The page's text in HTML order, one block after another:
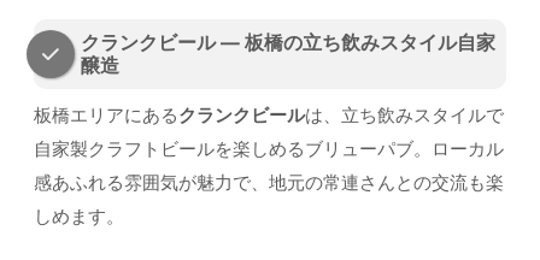
クランクビール — 板橋の立ち飲みスタイル自家
醸造
板橋エリアにあるクランクビールは、立ち飲みスタイルで
自家製クラフトビールを楽しめるブリューパブ。ローカル
感あふれる雰囲気が魅力で、地元の常連さんとの交流も楽
しめます。